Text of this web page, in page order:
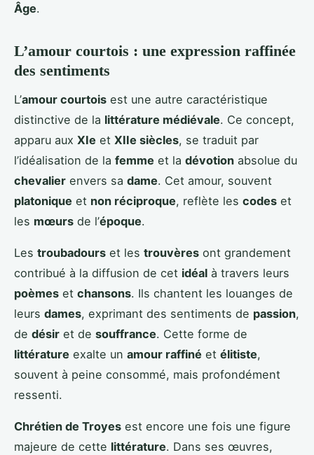
Âge.
L’amour courtois : une expression raffinée
des sentiments
L’amour courtois est une autre caractéristique
distinctive de la littérature médiévale. Ce concept,
apparu aux XIe et XIIe siècles, se traduit par
l’idéalisation de la femme et la dévotion absolue du
chevalier envers sa dame. Cet amour, souvent
platonique et non réciproque, reflète les codes et
les mœurs de l’époque.
Les troubadours et les trouvères ont grandement
contribué à la diffusion de cet idéal à travers leurs
poèmes et chansons. Ils chantent les louanges de
leurs dames, exprimant des sentiments de passion,
de désir et de souffrance. Cette forme de
littérature exalte un amour raffiné et élitiste,
souvent à peine consommé, mais profondément
ressenti.
Chrétien de Troyes est encore une fois une figure
majeure de cette littérature. Dans ses œuvres,